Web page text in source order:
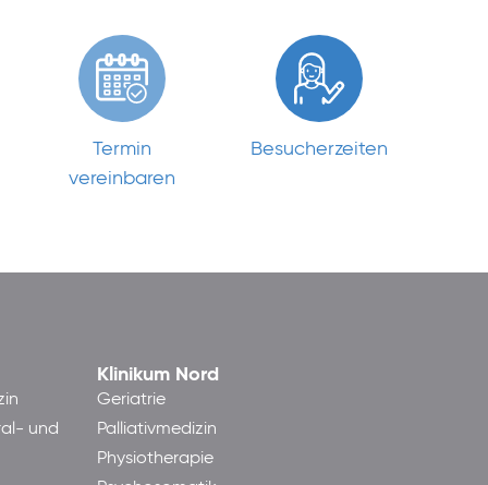
Termin
vereinbaren
Besucherzeiten
und
Klinikum Nord
Geriatrie
Palliativmedizin
Physiotherapie